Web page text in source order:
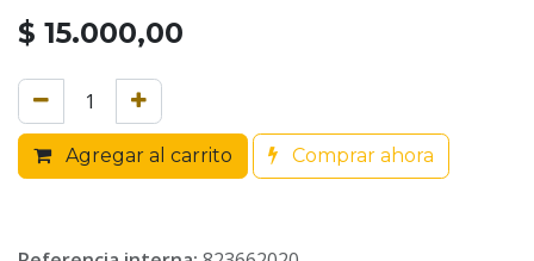
$ 15.000,00
Agregar al carrito Comprar ahora